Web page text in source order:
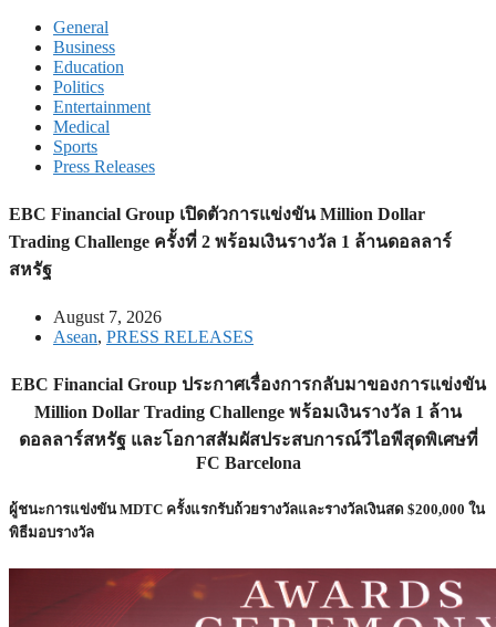
General
Business
Education
Politics
Entertainment
Medical
Sports
Press Releases
EBC Financial Group เปิดตัวการแข่งขัน Million Dollar
Trading Challenge ครั้งที่ 2 พร้อมเงินรางวัล 1 ล้านดอลลาร์
สหรัฐ
August 7, 2026
Asean, PRESS RELEASES
EBC Financial Group ประกาศเรื่องการกลับมาของการแข่งขัน
Million Dollar Trading Challenge พร้อมเงินรางวัล 1 ล้าน
ดอลลาร์สหรัฐ และโอกาสสัมผัสประสบการณ์วีไอพีสุดพิเศษที่
FC Barcelona
ผู้ชนะการแข่งขัน MDTC ครั้งแรกรับถ้วยรางวัลและรางวัลเงินสด $200,000 ใน
พิธีมอบรางวัล